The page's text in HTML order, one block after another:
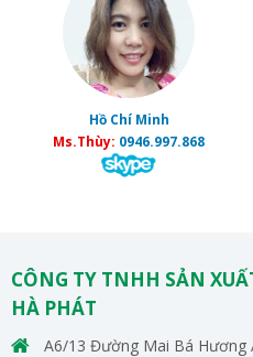
Hồ Chí Minh
Ms.Thùy: 0946.997.868
CÔNG TY TNHH SẢN
HÀ PHÁT
A6/13 Đường Mai Bá Hương